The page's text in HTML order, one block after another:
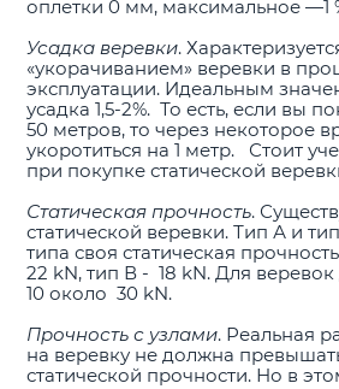
оплетки 0 мм, максимальное —1
Усадка веревки.
«укорачиванием» веревки в
эксплуатации. Идеальным
усадка 1,5-2%. То есть, если вы
50 метров, то через некоторое
укоротиться на 1 метр. Стоит
при покупке статической
Статическая прочность.
статической веревки. Тип А и
типа своя статическая
22 kN, тип В - 18 kN. Для
10 около 30 kN.
Прочность с узлами. Реальная
на веревку не должна
статической прочности. Но в